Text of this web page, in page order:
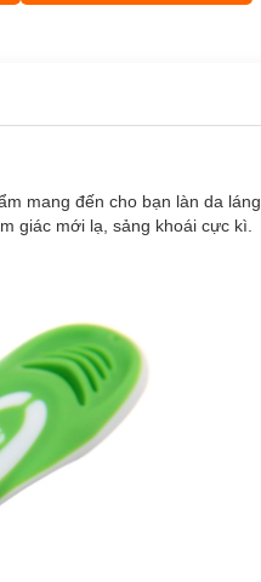
mang đến cho bạn làn da láng
giác mới lạ, sảng khoái cực kì.